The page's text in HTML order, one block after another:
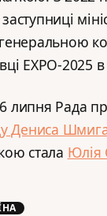
EXPO-2025
липня Рада
Дениса
стала Юлія